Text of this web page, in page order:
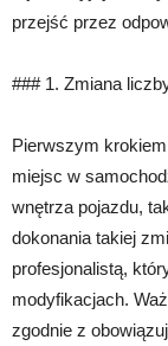
przejść przez
### 1. Zmiana
Pierwszym
miejsc w
wnętrza pojazdu,
dokonania takiej
profesjonalistą,
modyfikacjach.
zgodnie z